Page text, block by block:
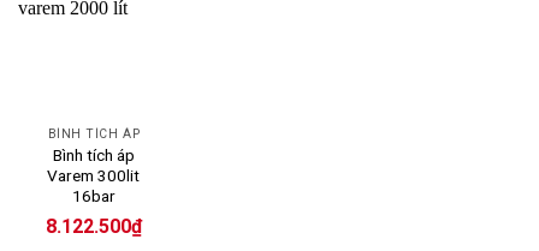
BÌNH TÍCH ÁP
Bình tích áp
Varem 300lit
16bar
8.122.500₫